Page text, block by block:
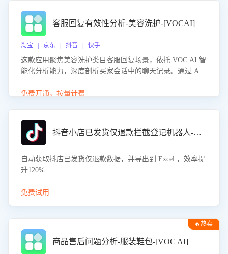
客服回复有效性分析-美容洗护-[VOCAI]
淘宝 | 京东 | 抖音 | 快手
这款应用聚焦美容洗护类目客服回复场景，依托 VOC AI 智
能化分析能力，深度剖析买家会话中的聊天记录。通过 AI
答的有效性与完整性，输出针对性改进策略，助力商家快速
免费开通，按量计费
抖音小店已发货仅退款拦截登记机器人-八爪鱼
自动获取抖店已发货仅退款数据，并导出到 Excel ，效率提
升120%
免费试用
🔥热卖
商品售后问题分析-服装鞋包-[VOC AI]